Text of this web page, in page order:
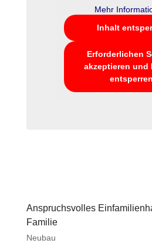
Mehr
Inhalt
Erforderlichen
akzeptieren und
entsperren
Anspruchsvolles
Familie
Neubau